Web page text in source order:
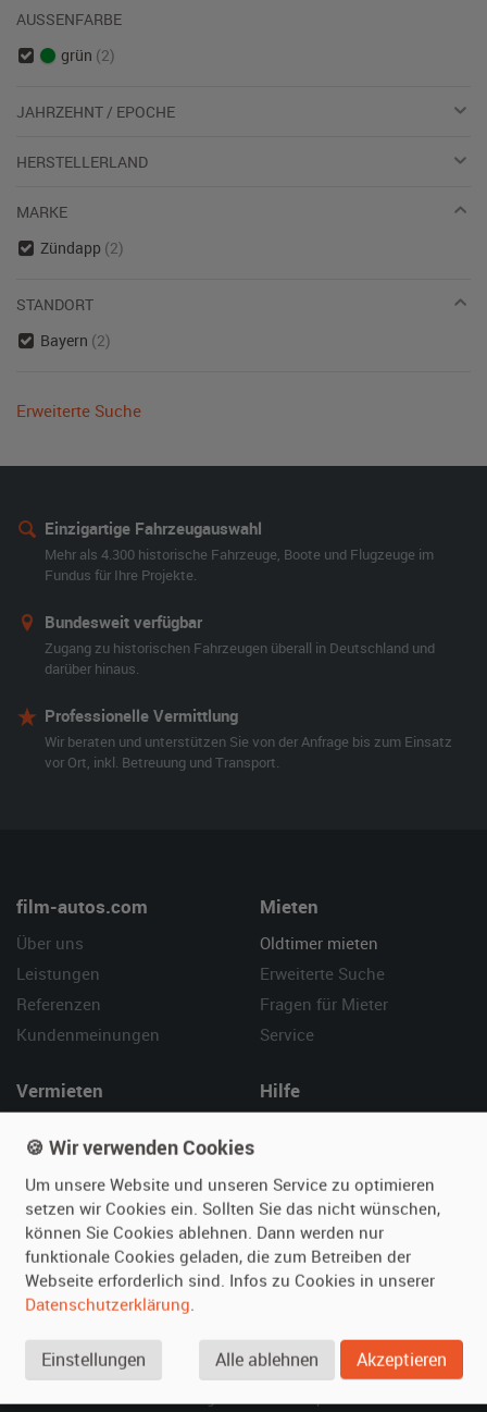
AUSSENFARBE
grün (2)
JAHRZEHNT / EPOCHE
HERSTELLERLAND
MARKE
Zündapp (2)
STANDORT
Bayern (2)
Erweiterte Suche
Einzigartige Fahrzeugauswahl
Mehr als 4.300 historische Fahrzeuge, Boote und Flugzeuge im
Fundus für Ihre Projekte.
Bundesweit verfügbar
Zugang zu historischen Fahrzeugen überall in Deutschland und
darüber hinaus.
Professionelle Vermittlung
Wir beraten und unterstützen Sie von der Anfrage bis zum Einsatz
vor Ort, inkl. Betreuung und Transport.
film-autos.com
Über uns
Leistungen
Referenzen
Kundenmeinungen
Mieten
Oldtimer mieten
Erweiterte Suche
Fragen für Mieter
Service
Vermieten
Fotos senden
Fragen für Vermieter
Inserat verwalten
Hilfe
Kontakt
SPECIAL
Berühmte Filmautos –
🍪 Wir verwenden Cookies
Um unsere Website und unseren Service zu optimieren
setzen wir Cookies ein. Sollten Sie das nicht wünschen,
können Sie Cookies ablehnen. Dann werden nur
funktionale Cookies geladen, die zum Betreiben der
Webseite erforderlich sind. Infos zu Cookies in unserer
Datenschutzerklärung.
Einstellungen Alle ablehnen Akzeptieren